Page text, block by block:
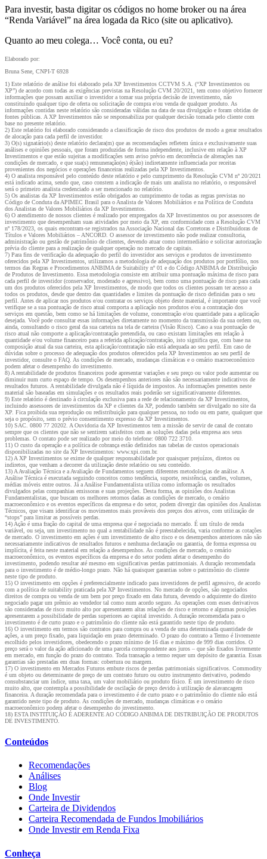
Para investir, basta digitar os códigos no home broker ou na área
“Renda Variável” na área logada da Rico (site ou aplicativo).
Quanto ao meu colega… Você conta, ou eu?
Elaborado por:
Bruna Sene, CNPI-T 6928
1) Este relatório de análise foi elaborado pela XP Investimentos CCTVM S.A. (“XP Investimentos ou
XP”) de acordo com todas as exigências previstas na Resolução CVM 20/2021, tem como objetivo fornecer
informações que possam auxiliar o investidor a tomar sua própria decisão de investimento, não
constituindo qualquer tipo de oferta ou solicitação de compra e/ou venda de qualquer produto. As
informações contidas neste relatório são consideradas válidas na data de sua divulgação e foram obtidas de
fontes públicas. A XP Investimentos não se responsabiliza por qualquer decisão tomada pelo cliente com
base no presente relatório.
2) Este relatório foi elaborado considerando a classificação de risco dos produtos de modo a gerar resultados
de alocação para cada perfil de investidor.
3) O(s) signatário(s) deste relatório declara(m) que as recomendações refletem única e exclusivamente suas
análises e opiniões pessoais, que foram produzidas de forma independente, inclusive em relação à XP
Investimentos e que estão sujeitas a modificações sem aviso prévio em decorrência de alterações nas
condições de mercado, e que sua(s) remuneração(es) é(são) indiretamente influenciada por receitas
provenientes dos negócios e operações financeiras realizadas pela XP Investimentos.
4) O analista responsável pelo conteúdo deste relatório e pelo cumprimento da Resolução CVM nº 20/2021
está indicado acima, sendo que, caso constem a indicação de mais um analista no relatório, o responsável
será o primeiro analista credenciado a ser mencionado no relatório.
5) Os analistas da XP Investimentos estão obrigados ao cumprimento de todas as regras previstas no
Código de Conduta da APIMEC Brasil para o Analista de Valores Mobiliários e na Política de Conduta
dos Analistas de Valores Mobiliários da XP Investimentos.
6) O atendimento de nossos clientes é realizado por empregados da XP Investimentos ou por assessores de
investimento que desempenham suas atividades por meio da XP, em conformidade com a Resolução CVM
nº 178/2023, os quais encontram-se registrados na Associação Nacional das Corretoras e Distribuidoras de
Títulos e Valores Mobiliários – ANCORD. O assessor de investimento não pode realizar consultoria,
administração ou gestão de patrimônio de clientes, devendo atuar como intermediário e solicitar autorização
prévia do cliente para a realização de qualquer operação no mercado de capitais.
7) Para fins de verificação da adequação do perfil do investidor aos serviços e produtos de investimento
oferecidos pela XP Investimentos, utilizamos a metodologia de adequação dos produtos por portfólio, nos
termos das Regras e Procedimentos ANBIMA de Suitability nº 01 e do Código ANBIMA de Distribuição
de Produtos de Investimento. Essa metodologia consiste em atribuir uma pontuação máxima de risco para
cada perfil de investidor (conservador, moderado e agressivo), bem como uma pontuação de risco para cada
um dos produtos oferecidos pela XP Investimentos, de modo que todos os clientes possam ter acesso a
todos os produtos, desde que dentro das quantidades e limites da pontuação de risco definidas para o seu
perfil. Antes de aplicar nos produtos e/ou contratar os serviços objeto deste material, é importante que você
verifique se a sua pontuação de risco atual comporta a aplicação nos produtos e/ou a contratação dos
serviços em questão, bem como se há limitações de volume, concentração e/ou quantidade para a aplicação
desejada. Você pode consultar essas informações diretamente no momento da transmissão da sua ordem ou,
ainda, consultando o risco geral da sua carteira na tela de carteira (Visão Risco). Caso a sua pontuação de
risco atual não comporte a aplicação/contratação pretendida, ou caso existam limitações em relação à
quantidade e/ou volume financeiro para a referida aplicação/contratação, isto significa que, com base na
composição atual da sua carteira, esta aplicação/contratação não está adequada ao seu perfil. Em caso de
dúvidas sobre o processo de adequação dos produtos oferecidos pela XP Investimentos ao seu perfil de
investidor, consulte o FAQ. As condições de mercado, mudanças climáticas e o cenário macroeconômico
podem afetar o desempenho do investimento.
8) A rentabilidade de produtos financeiros pode apresentar variações e seu preço ou valor pode aumentar ou
diminuir num curto espaço de tempo. Os desempenhos anteriores não são necessariamente indicativos de
resultados futuros. A rentabilidade divulgada não é líquida de impostos. As informações presentes neste
material são baseadas em simulações e os resultados reais poderão ser significativamente diferentes.
9) Este relatório é destinado à circulação exclusiva para a rede de relacionamento da XP Investimentos,
incluindo assessores de investimentos da XP e clientes da XP, podendo também ser divulgado no site da
XP. Fica proibida sua reprodução ou redistribuição para qualquer pessoa, no todo ou em parte, qualquer que
seja o propósito, sem o prévio consentimento expresso da XP Investimentos.
10) SAC. 0800 77 20202. A Ouvidoria da XP Investimentos tem a missão de servir de canal de contato
sempre que os clientes que não se sentirem satisfeitos com as soluções dadas pela empresa aos seus
problemas. O contato pode ser realizado por meio do telefone: 0800 722 3710.
11) O custo da operação e a política de cobrança estão definidos nas tabelas de custos operacionais
disponibilizadas no site da XP Investimentos: www.xpi.com.br.
12) A XP Investimentos se exime de qualquer responsabilidade por quaisquer prejuízos, diretos ou
indiretos, que venham a decorrer da utilização deste relatório ou seu conteúdo.
13) A Avaliação Técnica e a Avaliação de Fundamentos seguem diferentes metodologias de análise. A
Análise Técnica é executada seguindo conceitos como tendência, suporte, resistência, candles, volumes,
médias móveis entre outros. Já a Análise Fundamentalista utiliza como informação os resultados
divulgados pelas companhias emissoras e suas projeções. Desta forma, as opiniões dos Analistas
Fundamentalistas, que buscam os melhores retornos dadas as condições de mercado, o cenário
macroeconômico e os eventos específicos da empresa e do setor, podem divergir das opiniões dos Analistas
Técnicos, que visam identificar os movimentos mais prováveis dos preços dos ativos, com utilização de
“stops” para limitar as possíveis perdas.
14) Ação é uma fração do capital de uma empresa que é negociada no mercado. É um título de renda
variável, ou seja, um investimento no qual a rentabilidade não é preestabelecida, varia conforme as cotações
de mercado. O investimento em ações é um investimento de alto risco e os desempenhos anteriores não são
necessariamente indicativos de resultados futuros e nenhuma declaração ou garantia, de forma expressa ou
implícita, é feita neste material em relação a desempenhos. As condições de mercado, o cenário
macroeconômico, os eventos específicos da empresa e do setor podem afetar o desempenho do
investimento, podendo resultar até mesmo em significativas perdas patrimoniais. A duração recomendada
para o investimento é de médio-longo prazo. Não há quaisquer garantias sobre o patrimônio do cliente
neste tipo de produto.
15) O investimento em opções é preferencialmente indicado para investidores de perfil agressivo, de acordo
com a política de suitability praticada pela XP Investimentos. No mercado de opções, são negociados
direitos de compra ou venda de um bem por preço fixado em data futura, devendo o adquirente do direito
negociado pagar um prêmio ao vendedor tal como num acordo seguro. As operações com esses derivativos
são consideradas de risco muito alto por apresentarem altas relações de risco e retorno e algumas posições
apresentarem a possibilidade de perdas superiores ao capital investido. A duração recomendada para o
investimento é de curto prazo e o patrimônio do cliente não está garantido neste tipo de produto.
16) O investimento em termos são contratos para compra ou a venda de uma determinada quantidade de
ações, a um preço fixado, para liquidação em prazo determinado. O prazo do contrato a Termo é livremente
escolhido pelos investidores, obedecendo o prazo mínimo de 16 dias e máximo de 999 dias corridos. O
preço será o valor da ação adicionado de uma parcela correspondente aos juros – que são fixados livremente
em mercado, em função do prazo do contrato. Toda transação a termo requer um depósito de garantia. Essas
garantias são prestadas em duas formas: cobertura ou margem.
17) O investimento em Mercados Futuros embute riscos de perdas patrimoniais significativos. Commodity
é um objeto ou determinante de preço de um contrato futuro ou outro instrumento derivativo, podendo
consubstanciar um índice, uma taxa, um valor mobiliário ou produto físico. É um investimento de risco
muito alto, que contempla a possibilidade de oscilação de preço devido à utilização de alavancagem
financeira. A duração recomendada para o investimento é de curto prazo e o patrimônio do cliente não está
garantido neste tipo de produto. As condições de mercado, mudanças climáticas e o cenário
macroeconômico podem afetar o desempenho do investimento.
18) ESTA INSTITUIÇÃO É ADERENTE AO CÓDIGO ANBIMA DE DISTRIBUIÇÃO DE PRODUTOS
DE INVESTIMENTO.
Conteúdos
Recomendações
Análises
Blog
Onde Investir
Carteira de Dividendos
Carteira Recomendada de Fundos Imobiliários
Onde Investir em Renda Fixa
Conheça